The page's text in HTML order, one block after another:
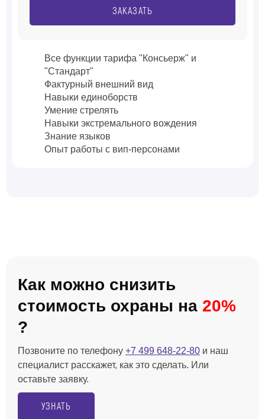
ЗАКАЗАТЬ
Все функции тарифа "Консьерж" и
"Стандарт"
Фактурный внешний вид
Навыки единоборств
Умение стрелять
Навыки экстремального вождения
Знание языков
Опыт работы с вип-персонами
Как можно снизить
стоимость охраны на 20%
?
Позвоните по телефону +7 499 648-22-80 и наш
специалист расскажет, как это сделать. Или
оставьте заявку.
УЗНАТЬ